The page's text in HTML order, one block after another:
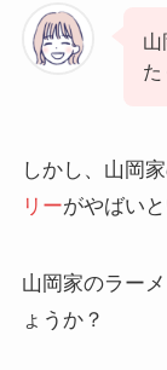
山
た
しかし、山岡
リーがやばい
山岡家のラー
ょうか？